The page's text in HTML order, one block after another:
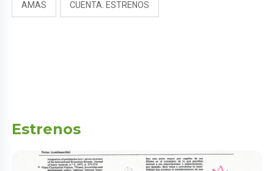
AMAS CUENTA. ESTRENOS
Estrenos